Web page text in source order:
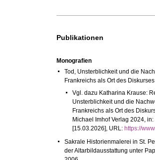
Publikationen
Monografien
Tod, Unsterblichkeit und die
Frankreichs als Ort des
Vgl. dazu Katharina Krause:
Unsterblichkeit und die
Frankreichs als Ort des
Michael Imhof Verlag 2024,
[15.03.2026], URL: https://
Sakrale Historienmalerei in St.
der Altarbildausstattung unter